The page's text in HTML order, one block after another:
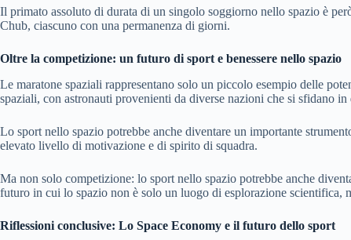
Il primato assoluto di durata di un singolo soggiorno nello spazio è
Chub, ciascuno con una permanenza di giorni.
Oltre la competizione: un futuro di sport e benessere nello spazio
Le maratone spaziali rappresentano solo un piccolo esempio delle
spaziali, con astronauti provenienti da diverse nazioni che si sfidano
Lo sport nello spazio potrebbe anche diventare un importante
elevato livello di motivazione e di spirito di squadra.
Ma non solo competizione: lo sport nello spazio potrebbe anche
futuro in cui lo spazio non è solo un luogo di esplorazione scientifica,
Riflessioni conclusive: Lo Space Economy e il futuro dello sport